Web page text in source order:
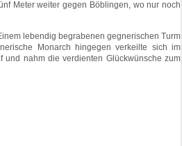
Meter weiter gegen Böblingen, wo nur noch
lebendig begrabenen gegnerischen Turm
Monarch hingegen verkeilte sich im
nahm die verdienten Glückwünsche zum